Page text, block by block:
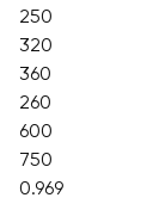
250
320
360
260
600
750
0.969